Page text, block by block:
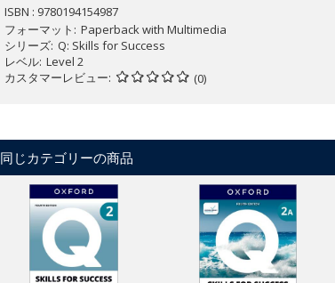
ISBN : 9780194154987
フォーマット
Paperback with Multimedia
シリーズ Q: Skills for Success
レベル Level 2
カスタマーレビュー
(0)
同じカテゴリーの商品